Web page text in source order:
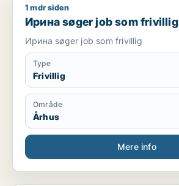
Ирина søger job som frivillig
1 mdr siden
Ирина søger job som frivillig
Ирина søger job som frivillig
Type
Frivillig
Område
Århus
Mere info